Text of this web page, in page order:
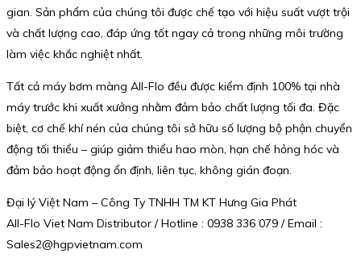
gian. Sản phẩm của chúng tôi được chế tạo với hiệu suất vượt trội
và chất lượng cao, đáp ứng tốt ngay cả trong những môi trường
làm việc khắc nghiệt nhất.
Tất cả máy bơm màng All-Flo đều được kiểm định 100% tại nhà
máy trước khi xuất xưởng nhằm đảm bảo chất lượng tối đa. Đặc
biệt, cơ chế khí nén của chúng tôi sở hữu số lượng bộ phận chuyển
động tối thiểu – giúp giảm thiểu hao mòn, hạn chế hỏng hóc và
đảm bảo hoạt động ổn định, liên tục, không gián đoạn.
Đại lý Việt Nam – Công Ty TNHH TM KT Hưng Gia Phát
All-Flo Viet Nam Distributor / Hotline : 0938 336 079 / Email :
Sales2@hgpvietnam.com